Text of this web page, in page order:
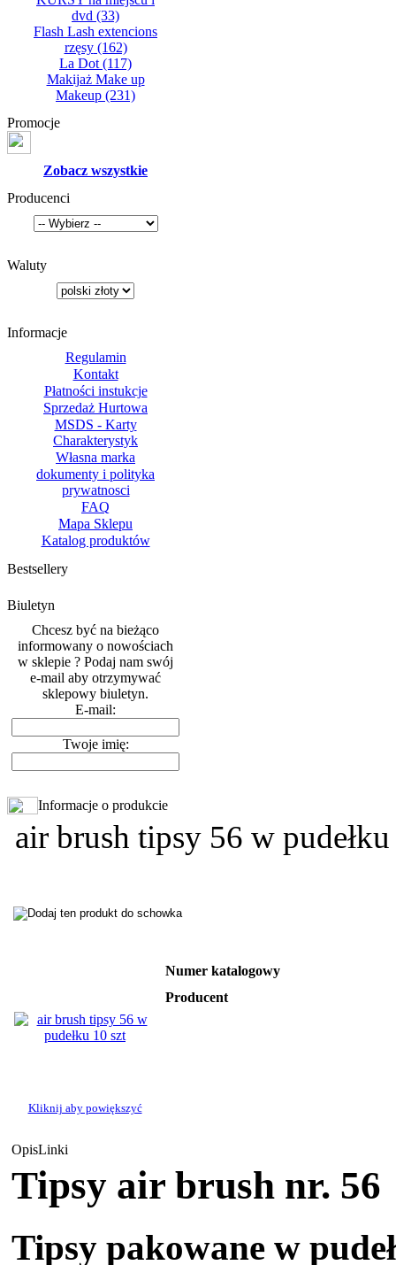
dvd (33)
Flash Lash extencions
rzęsy(162)
La Dot (117)
Makijaż Make up
Makeup (231)
Promocje
Zobacz wszystkie
Producenci
Waluty
Informacje
Regulamin
Kontakt
Płatności instukcje
Sprzedaż Hurtowa
MSDS - Karty
Charakterystyk
Własna marka
dokumenty i polityka
prywatnosci
FAQ
Mapa Sklepu
Katalog produktów
Bestsellery
Biuletyn
Chcesz być na bieżąco
informowany o nowościach
w sklepie ? Podaj nam swój
e-mail aby otrzymywać
sklepowy biuletyn.
E-mail:
Twoje imię:
Informacje o produkcie
air brush tipsy 56 w
Kliknij aby powiększyć
Numer katalogowy
Producent
OpisLinki
Tipsy air brush nr. 56
Tipsy pakowane w